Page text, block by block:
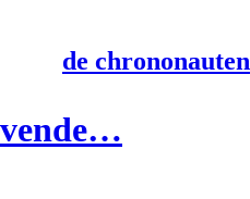
de chrononauten